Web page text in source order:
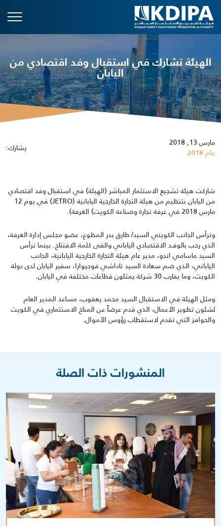
الهيئة تشارك في استقبال وفد اقتصادي من
اليابان
مارس 13, 2018
عام 2018 يشارك:
شاركت هيئة تشجيع الاستثمار المباشر (الهيئة) في استقبال وفد اقتصادي
من اليابان بتنظيم من هيئة التجارة الخارجية اليابانية (JETRO) في يوم 12
مارس 2018 في غرفة تجارة وصناعة الكويت) الغرفة)
.
وترأس الجانب الكويتي السيد/ طارق بدر المطوع، عضو مجلس إدارة الغرفة،
الذي رحب بالوفـد الاقتصادي الياباني والقى كلمة الافتتاح. بينما ترأس
السيد ماسامي اندو، مدير عام هيئة التجارة الخارجية اليابانية، الجانب
الياباني، الذي ضم سعادة السيد تاداشي فوجيوارا، سفير اليابان لدى دولة
الكويت، وما يقارب 30 شركة يمثلون قطاعات مختلفة في اليابان.
ومثل الهيئة في الاستقبال السيد محمد يعقوب، مساعد المدير العام
لشئون تطوير الأعمال، الذي قدم عرضاً عن المناخ الاستثماري في الكويت
والحوافز التي تقدم لاستقطاب رؤوس الأموال.
المنشورات ذات الصلة